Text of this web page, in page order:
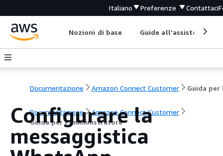
Italiano Preferenze Contattaci
Nozioni di base Guide all'assistenza
Documentazione Amazon Connect Customer
Documentazione
Amazon Connect Customer
Guida per l'amministratore
Configurare la
messaggistica